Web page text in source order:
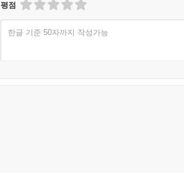
평점
한글 기준 50자까지 작성가능